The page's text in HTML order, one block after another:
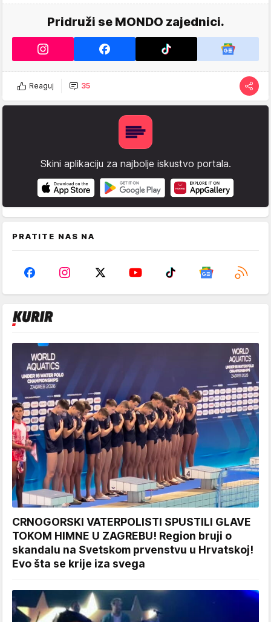
Pridruži se MONDO zajednici.
Reaguj 35
Skini aplikaciju za najbolje iskustvo portala.
PRATITE NAS NA
CRNOGORSKI VATERPOLISTI SPUSTILI GLAVE
TOKOM HIMNE U ZAGREBU! Region bruji o
skandalu na Svetskom prvenstvu u Hrvatskoj!
Evo šta se krije iza svega